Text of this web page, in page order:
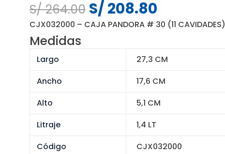
S/264.00 El
precio
era:
S/ 264.00.
S/208.80El
precio
actual
es:
S/ 208.80.
CJX032000 – CAJA PANDORA # 30 (11 CAVIDADES)
Medidas
Largo
27,3 CM
Ancho
17,6 CM
Alto
5,1 CM
Litraje
1,4 LT
Código
CJX032000